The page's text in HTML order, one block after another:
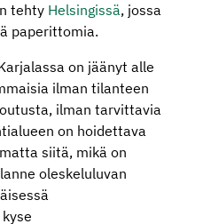
tehty Helsingissä, jossa
paperittomia.
on jäänyt alle
ilman tilanteen
ilman tarvittavia
on hoidettava
siitä, mikä on
oleskeluluvan